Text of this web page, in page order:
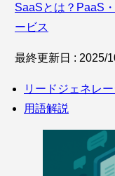
SaaSとは？PaaS
ービス
最終更新日 : 2025/
リードジェネレ
用語解説